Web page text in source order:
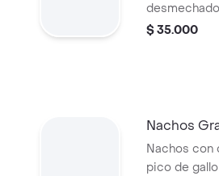
casa, sour
$ 35.000
Nachos
Nachos con
pico de